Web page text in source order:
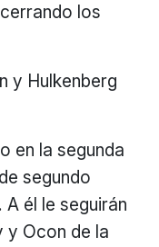
los
y Hulkenberg
en la segunda
segundo
él le seguirán
y Ocon de la